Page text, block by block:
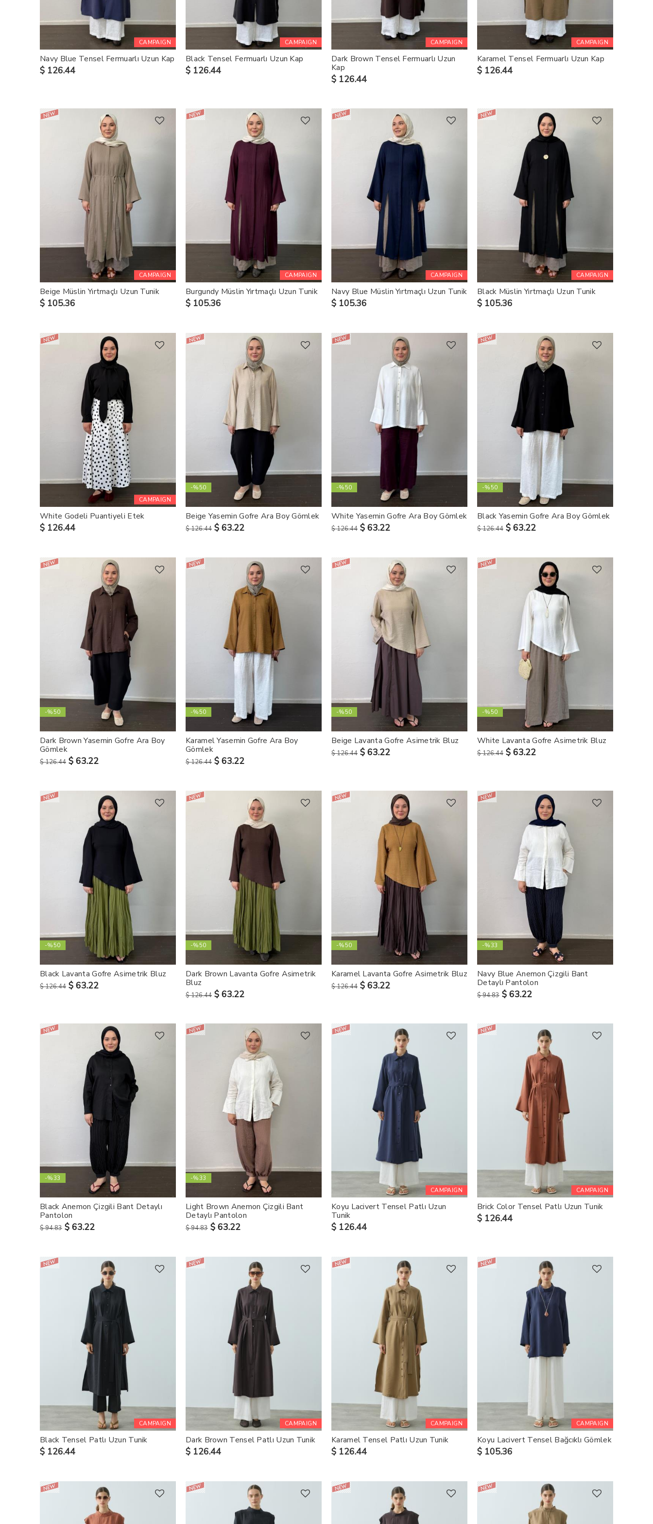
CAMPAIGN
Navy Blue Tensel Fermuarlı Uzun Kap
$ 126.44
CAMPAIGN
Black Tensel Fermuarlı Uzun Kap
$ 126.44
CAMPAIGN
Dark Brown Tensel Fermuarlı Uzun
Kap
$ 126.44
CAMPAIGN
Karamel Tensel Fermuarlı Uzun Kap
$ 126.44
CAMPAIGN
Beige Müslin Yırtmaçlı Uzun Tunik
$ 105.36
CAMPAIGN
Burgundy Müslin Yırtmaçlı Uzun Tunik
$ 105.36
CAMPAIGN
Navy Blue Müslin Yırtmaçlı Uzun Tunik
$ 105.36
CAMPAIGN
Black Müslin Yırtmaçlı Uzun Tunik
$ 105.36
CAMPAIGN
White Godeli Puantiyeli Etek
$ 126.44
-%50
Beige Yasemin Gofre Ara Boy Gömlek
$ 126.44 $ 63.22
-%50
White Yasemin Gofre Ara Boy Gömlek
$ 126.44 $ 63.22
-%50
Black Yasemin Gofre Ara Boy Gömlek
$ 126.44 $ 63.22
-%50
Dark Brown Yasemin Gofre Ara Boy
Gömlek
$ 126.44 $ 63.22
-%50
Karamel Yasemin Gofre Ara Boy
Gömlek
$ 126.44 $ 63.22
-%50
Beige Lavanta Gofre Asimetrik Bluz
$ 126.44 $ 63.22
-%50
White Lavanta Gofre Asimetrik Bluz
$ 126.44 $ 63.22
-%50
Black Lavanta Gofre Asimetrik Bluz
$ 126.44 $ 63.22
-%50
Dark Brown Lavanta Gofre Asimetrik
Bluz
$ 126.44 $ 63.22
-%50
Karamel Lavanta Gofre Asimetrik Bluz
$ 126.44 $ 63.22
-%33
Navy Blue Anemon Çizgili Bant
Detaylı Pantolon
$ 94.83 $ 63.22
-%33
Black Anemon Çizgili Bant Detaylı
Pantolon
$ 94.83 $ 63.22
-%33
Light Brown Anemon Çizgili Bant
Detaylı Pantolon
$ 94.83 $ 63.22
CAMPAIGN
Koyu Lacivert Tensel Patlı Uzun
Tunik
$ 126.44
CAMPAIGN
Brick Color Tensel Patlı Uzun Tunik
$ 126.44
CAMPAIGN
Black Tensel Patlı Uzun Tunik
$ 126.44
CAMPAIGN
Dark Brown Tensel Patlı Uzun Tunik
$ 126.44
CAMPAIGN
Karamel Tensel Patlı Uzun Tunik
$ 126.44
CAMPAIGN
Koyu Lacivert Tensel Bağcıklı Gömlek
$ 105.36